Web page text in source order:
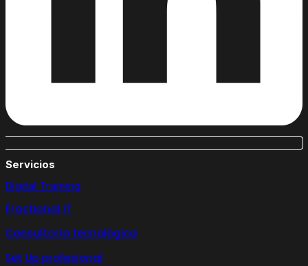
Servicios
Digital Training
Fractional IT
Consultoría tecnológica
Set Up profesional